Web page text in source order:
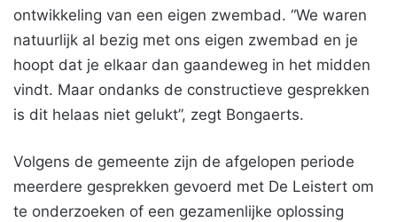
ontwikkeling van een eigen zwembad. “We waren
natuurlijk al bezig met ons eigen zwembad en je
hoopt dat je elkaar dan gaandeweg in het midden
vindt. Maar ondanks de constructieve gesprekken
is dit helaas niet gelukt”, zegt Bongaerts.
Volgens de gemeente zijn de afgelopen periode
meerdere gesprekken gevoerd met De Leistert om
te onderzoeken of een gezamenlijke oplossing